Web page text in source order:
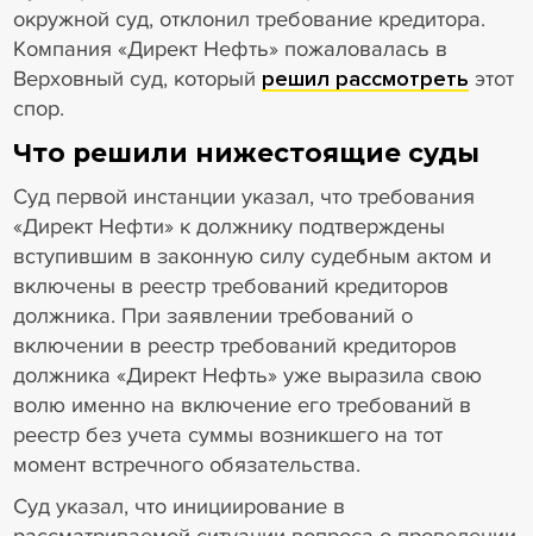
окружной суд, отклонил требование кредитора.
Компания «Директ Нефть» пожаловалась в
Верховный суд, который решил рассмотреть этот
спор.
Что решили нижестоящие суды
Суд первой инстанции указал, что требования
«Директ Нефти» к должнику подтверждены
вступившим в законную силу судебным актом и
включены в реестр требований кредиторов
должника. При заявлении требований о
включении в реестр требований кредиторов
должника «Директ Нефть» уже выразила свою
волю именно на включение его требований в
реестр без учета суммы возникшего на тот
момент встречного обязательства.
Суд указал, что инициирование в